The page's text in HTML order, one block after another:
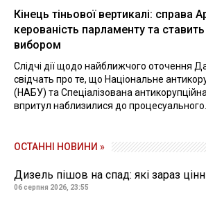
Кінець тіньової вертикалі: справа
керованість парламенту та
вибором
Слідчі дії щодо найближчого оточення
свідчать про те, що Національне
(НАБУ) та Спеціалізована
впритул наблизилися до процесуального...
ОСТАННІ НОВИНИ »
Дизель пішов на спад: які зараз
06 серпня 2026, 23:55